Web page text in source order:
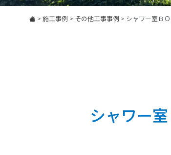
> 施工事例 > その他工事事例 > シャワー室Ｂ
シャワー